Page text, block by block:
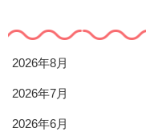
2026年8月
2026年7月
2026年6月